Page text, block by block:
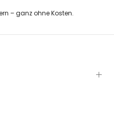
– ganz ohne Kosten.